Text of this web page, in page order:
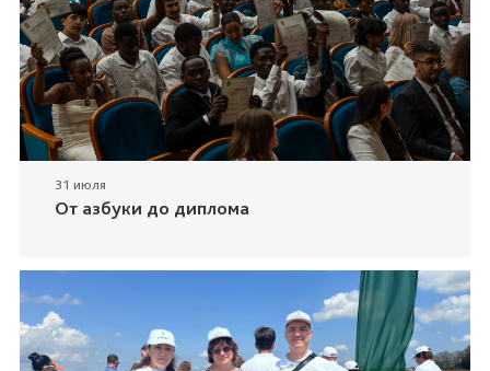
31 июля
От азбуки до диплома